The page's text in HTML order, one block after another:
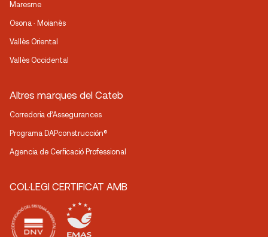
Maresme
Osona · Moianès
Vallès Oriental
Vallès Occidental
Altres marques del Cateb
Corredoria d’Assegurances
Programa DAPconstrucción®
Agencia de Cerficació Professional
COL·LEGI CERTIFICAT AMB